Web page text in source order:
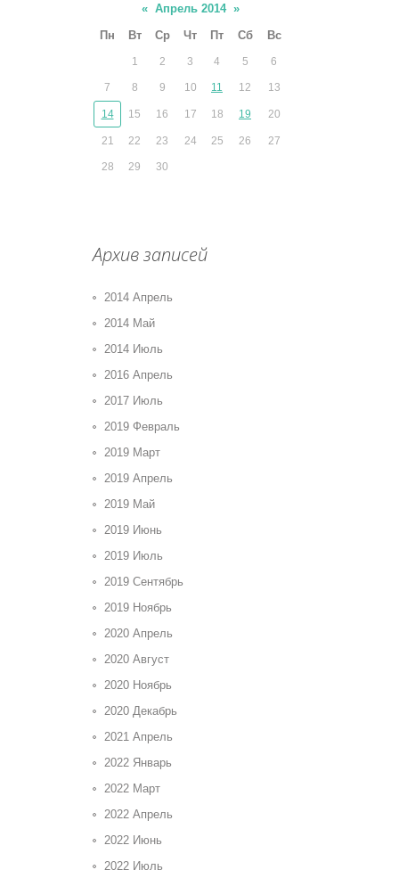
« Апрель 2014 »
Пн
Вт Ср Чт Пт Сб Вс
1 2 3 4 5 6
7 8 9 10 11 12 13
14 15 16 17 18 19 20
21 22 23 24 25 26 27
28 29 30
Архив записей
2014 Апрель
2014 Май
2014 Июль
2016 Апрель
2017 Июль
2019 Февраль
2019 Март
2019 Апрель
2019 Май
2019 Июнь
2019 Июль
2019 Сентябрь
2019 Ноябрь
2020 Апрель
2020 Август
2020 Ноябрь
2020 Декабрь
2021 Апрель
2022 Январь
2022 Март
2022 Апрель
2022 Июнь
2022 Июль